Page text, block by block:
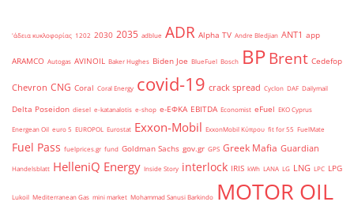
'άδεια κυκλοφορίας 1202 2030 2035 adblue ADR Alpha TV Andre Bledjian ANT1 app
ARAMCO Autogas AVINOIL Baker Hughes Biden Joe BlueFuel Bosch BPBrent Cedefop
Chevron CNG Coral Coral Energy covid-19 crack spread Cyclon DAF Dailymail
Delta Poseidon diesel e-katanalotis e-shop e-ΕΦΚΑ EBITDA Economist eFuel EKO Cyprus
Energean Oil euro 5 EUROPOL Eurostat Exxon-Mobil ExxonMobil Κύπρου fit for 55 FuelMate
Fuel Pass fuelprices.gr fund Goldman Sachs gov.gr GPS Greek Mafia Guardian
Handelsblatt HelleniQ Energy Inside Story interlock IRIS kWh LANA LG LNG LPC LPG
Lukoil Mediterranean Gas mini market Mohammad Sanusi Barkindo MOTOR OIL